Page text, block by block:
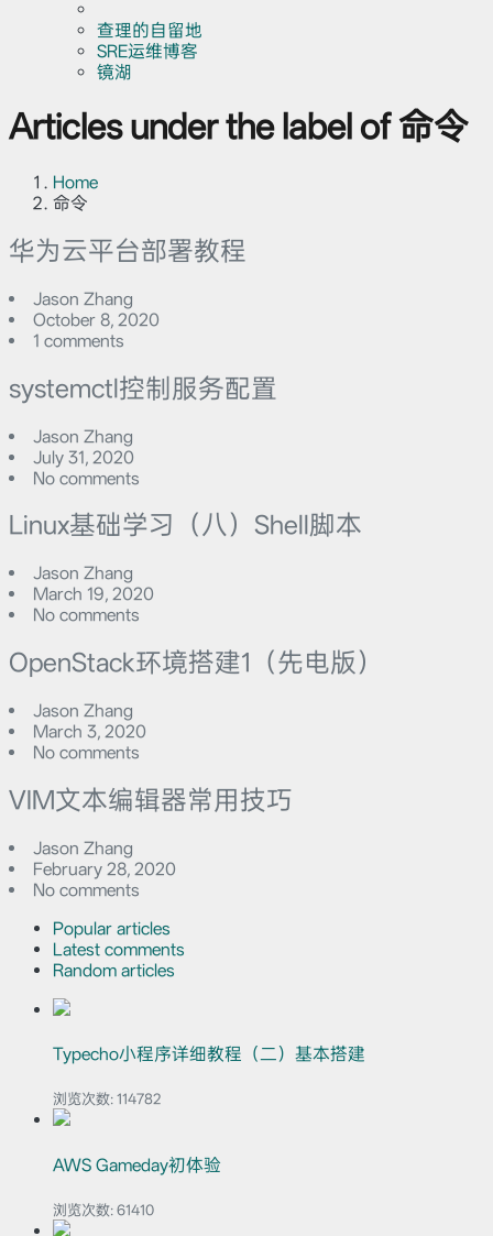
查理的自留地
SRE运维博客
镜湖
Articles under the label of 命令
Home
命令
华为云平台部署教程
Jason Zhang
October 8, 2020
1 comments
systemctl控制服务配置
Jason Zhang
July 31, 2020
No comments
Linux基础学习（八）Shell脚本
Jason Zhang
March 19, 2020
No comments
OpenStack环境搭建1（先电版）
Jason Zhang
March 3, 2020
No comments
VIM文本编辑器常用技巧
Jason Zhang
February 28, 2020
No comments
Popular articles
Latest comments
Random articles
Typecho小程序详细教程（二）基本搭建
浏览次数: 114782
AWS Gameday初体验
浏览次数: 61410